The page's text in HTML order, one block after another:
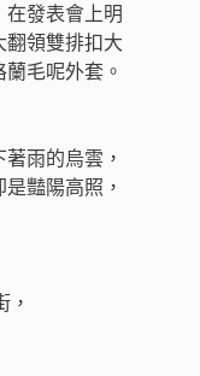
發表會上明
翻領雙排扣大
毛呢外套。
雨的烏雲，
豔陽高照，
，